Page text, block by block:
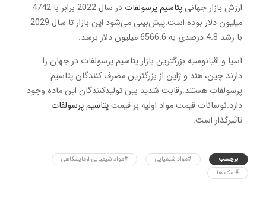
ارزش بازار جهانیپتاسیم پرسولفات
در سال 2022 برابر با 4742
میلیون دلار بوده است.پیش‌بینی می‌شود این بازار تا سال 2029
با رشد 4.8 درصدی به 6566.6 میلیون دلار برسد.
آسیا و اقیانوسیه بزرگترین بازار پتاسیم پرسولفات در جهان را
دارند.چین، هند و ژاپن از بزرگترین مصرف کنندگان پتاسیم
پرسولفات هستند.رقابت شدید بین تولیدکنندگان این ماده وجود
دارد.نوسانات قیمت مواد اولیه بر قیمتپتاسیم پرسولفات
تاثیرگذار است.
برچسب #مواد شیمیایی
#مواد شیمیایی آزمایشگاهی
#نمک ها